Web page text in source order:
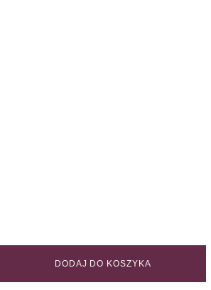
AMOUR / PUZZLE quantity
DODAJ DO KOSZYKA